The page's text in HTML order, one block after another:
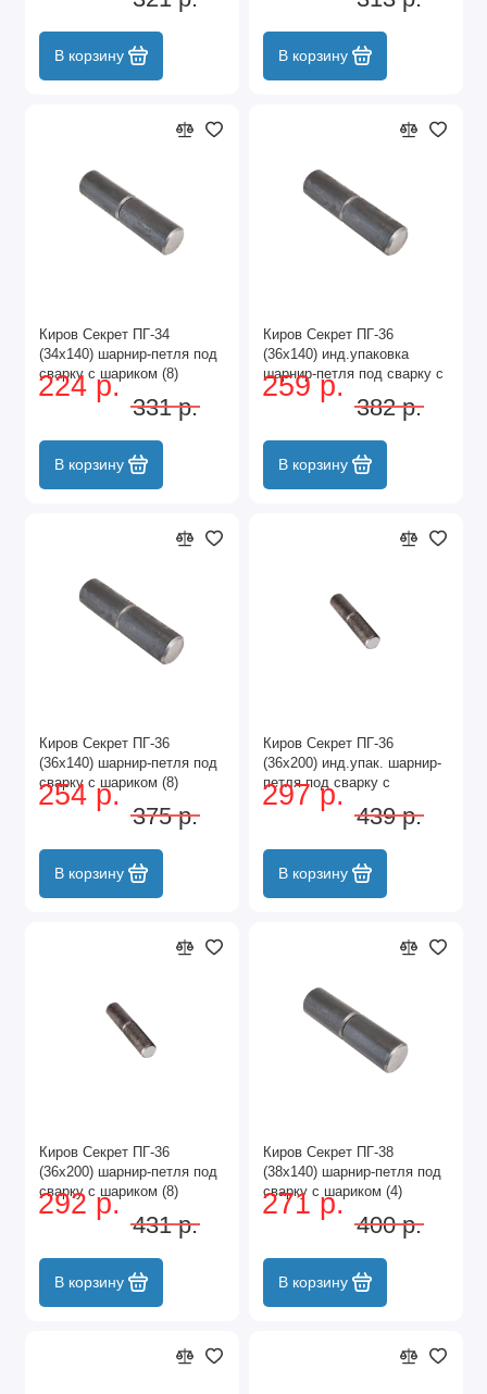
В корзину В корзину
Киров Секрет ПГ-34
(34х140) шарнир-петля под
сварку с шариком (8)
224 р.
331 р.
В корзину
Киров Секрет ПГ-36
(36х140) инд.упаковка
шарнир-петля под сварку с
шариком (8)
259 р.
382 р.
В корзину
Киров Секрет ПГ-36
(36х140) шарнир-петля под
сварку с шариком (8)
254 р.
375 р.
В корзину
Киров Секрет ПГ-36
(36х200) инд.упак. шарнир-
петля под сварку с
шариком (8)
297 р.
439 р.
В корзину
Киров Секрет ПГ-36
(36х200) шарнир-петля под
сварку с шариком (8)
292 р.
431 р.
В корзину
Киров Секрет ПГ-38
(38х140) шарнир-петля под
сварку с шариком (4)
271 р.
400 р.
В корзину